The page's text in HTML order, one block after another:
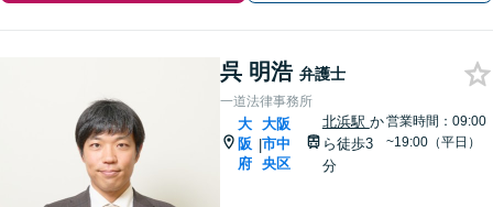
呉 明浩 弁護士
一道法律事務所
大
阪
府
|
大阪
市中
央区
北浜駅 か
ら徒歩3
分
営業時間：09:00
~19:00（平日）